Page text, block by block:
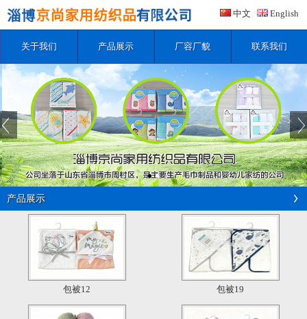
中文 English
关于我们 产品展示 厂容厂貌 联系我们
产品展示
包被12 包被19